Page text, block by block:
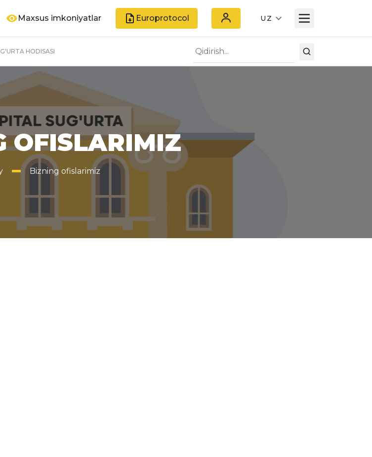
Maxsus imkoniyatlar Europrotocol UZ
HODISASI
OFISLARIMIZ
Bizning ofislarimiz